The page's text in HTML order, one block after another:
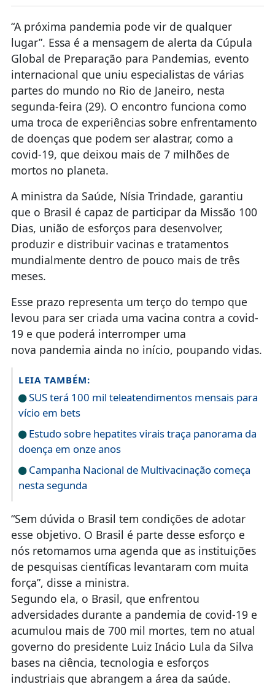
“A próxima pandemia pode vir de qualquer
lugar”. Essa é a mensagem de alerta da Cúpula
Global de Preparação para Pandemias, evento
internacional que uniu especialistas de várias
partes do mundo no Rio de Janeiro, nesta
segunda-feira (29). O encontro funciona como
uma troca de experiências sobre enfrentamento
de doenças que podem ser alastrar, como a
covid-19, que deixou mais de 7 milhões de
mortos no planeta.
A ministra da Saúde, Nísia Trindade, garantiu
que o Brasil é capaz de participar da Missão 100
Dias, união de esforços para desenvolver,
produzir e distribuir vacinas e tratamentos
mundialmente dentro de pouco mais de três
meses.
Esse prazo representa um terço do tempo que
levou para ser criada uma vacina contra a covid-
19 e que poderá interromper uma
nova pandemia ainda no início, poupando vidas.
LEIA TAMBÉM:
SUS terá 100 mil teleatendimentos mensais para
vício em bets
Estudo sobre hepatites virais traça panorama da
doença em onze anos
Campanha Nacional de Multivacinação começa
nesta segunda
“Sem dúvida o Brasil tem condições de adotar
esse objetivo. O Brasil é parte desse esforço e
nós retomamos uma agenda que as instituições
de pesquisas científicas levantaram com muita
força”, disse a ministra.
Segundo ela, o Brasil, que enfrentou
adversidades durante a pandemia de covid-19 e
acumulou mais de 700 mil mortes, tem no atual
governo do presidente Luiz Inácio Lula da Silva
bases na ciência, tecnologia e esforços
industriais que abrangem a área da saúde.